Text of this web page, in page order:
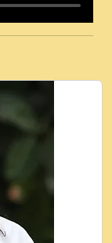
मह जन
। 2018 -
नल रव त
हैं ।